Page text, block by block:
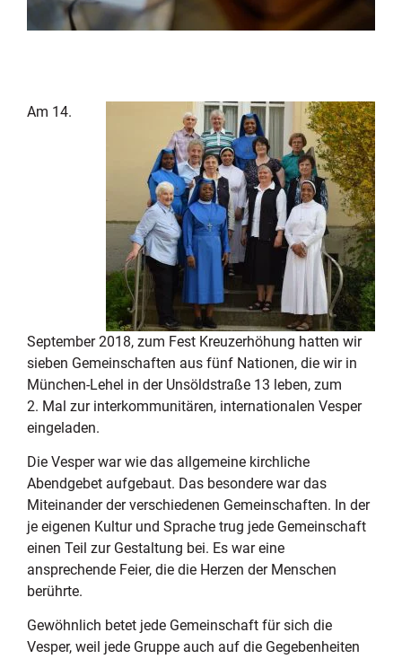
Am 14.
September 2018, zum Fest Kreuzerhöhung hatten wir
sieben Gemeinschaften aus fünf Nationen, die wir in
München-Lehel in der Unsöldstraße 13 leben, zum
2. Mal zur interkommunitären, internationalen Vesper
eingeladen.
Die Vesper war wie das allgemeine kirchliche
Abendgebet aufgebaut. Das besondere war das
Miteinander der verschiedenen Gemeinschaften. In der
je eigenen Kultur und Sprache trug jede Gemeinschaft
einen Teil zur Gestaltung bei. Es war eine
ansprechende Feier, die die Herzen der Menschen
berührte.
Gewöhnlich betet jede Gemeinschaft für sich die
Vesper, weil jede Gruppe auch auf die Gegebenheiten